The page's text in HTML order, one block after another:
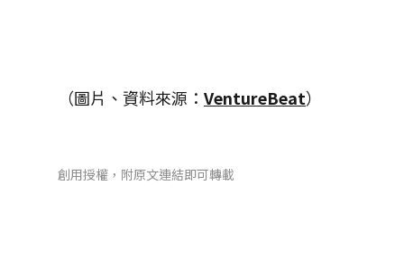
（圖片、資料來源： VentureBeat）
創用授權，附原文連結即可轉載